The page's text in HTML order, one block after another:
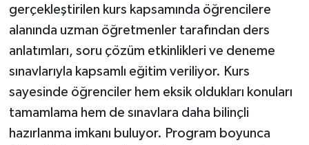
gerçekleştirilen kurs kapsamında öğrencilere
alanında uzman öğretmenler tarafından ders
anlatımları, soru çözüm etkinlikleri ve deneme
sınavlarıyla kapsamlı eğitim veriliyor. Kurs
sayesinde öğrenciler hem eksik oldukları konuları
tamamlama hem de sınavlara daha bilinçli
hazırlanma imkanı buluyor. Program boyunca